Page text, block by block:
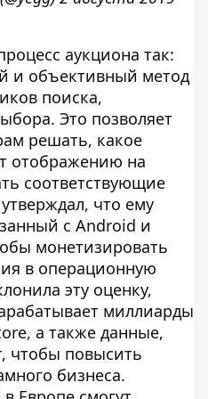
аукциона так:
и объективный метод
поиска,
Это позволяет
решать, какое
отображению на
соответствующие
что ему
с Android и
монетизировать
в операционную
эту оценку,
миллиарды
а также данные,
чтобы повысить
бизнеса.